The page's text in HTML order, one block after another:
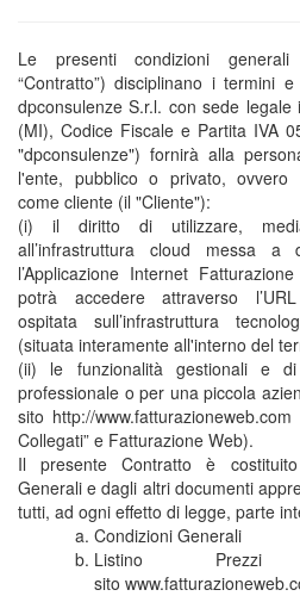
Le presenti condizioni generali
“Contratto”) disciplinano i termini
dpconsulenze S.r.l. con sede
(MI), Codice Fiscale e Partita IVA
"dpconsulenze") fornirà alla
l'ente, pubblico o privato, ovvero
come cliente (il "Cliente"):
(i) il diritto di utilizzare,
all’infrastruttura cloud messa a
l’Applicazione Internet
potrà accedere attraverso l’URL
ospitata sull’infrastruttura
(situata interamente all'interno del
(ii) le funzionalità gestionali e di
professionale o per una piccola
sito http://
Collegati” e Fatturazione Web).
Il presente Contratto è
Generali e dagli altri documenti
tutti, ad ogni effetto di legge, parte
Condizioni Generali
Listino Prezzi
sito